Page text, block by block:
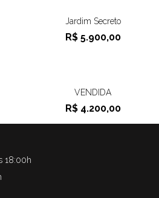
Jardim Secreto
R$5.900,00
VENDIDA
R$4.200,00
18:00h